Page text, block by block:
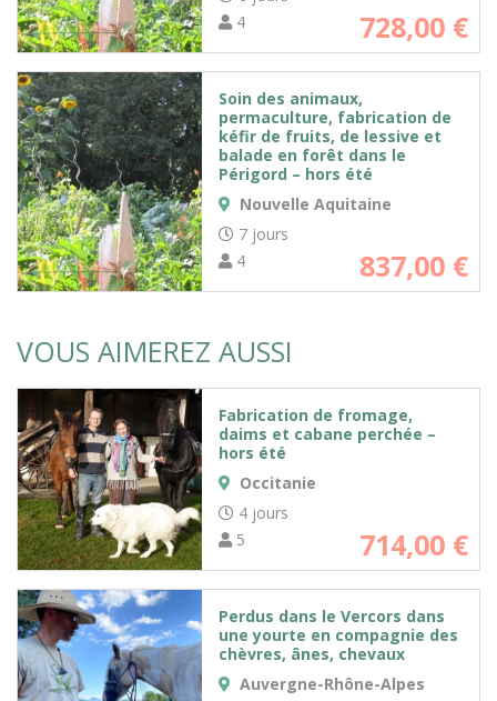
4
728,00 €
Soin des animaux,
permaculture, fabrication de
kéfir de fruits, de lessive et
balade en forêt dans le
Périgord – hors été
Nouvelle Aquitaine
7 jours
4
837,00 €
VOUS AIMEREZ AUSSI
Fabrication de fromage,
daims et cabane perchée –
hors été
Occitanie
4 jours
5
714,00 €
Perdus dans le Vercors dans
une yourte en compagnie des
chèvres, ânes, chevaux
Auvergne-Rhône-Alpes